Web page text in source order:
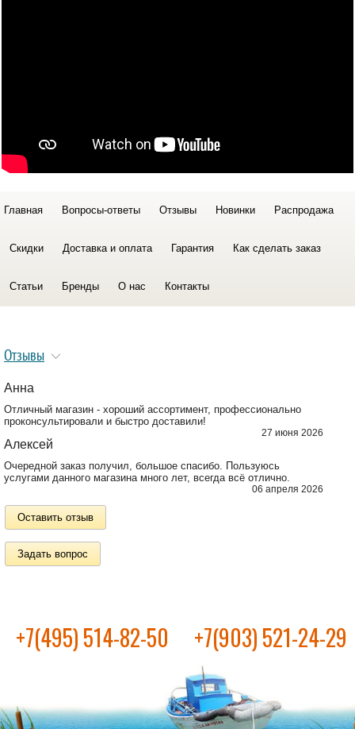
Главная Вопросы-ответы Отзывы Новинки Распродажа
Скидки Доставка и оплата Гарантия Как сделать заказ
Статьи Бренды О нас Контакты
Отзывы
Анна
Отличный магазин - хороший ассортимент, профессионально
проконсультировали и быстро доставили!
27 июня 2026
Алексей
Очередной заказ получил, большое спасибо. Пользуюсь
услугами данного магазина много лет, всегда всё отлично.
06 апреля 2026
Оставить отзыв
Задать вопрос
+7(495) 514-82-50 +7(903) 521-24-29